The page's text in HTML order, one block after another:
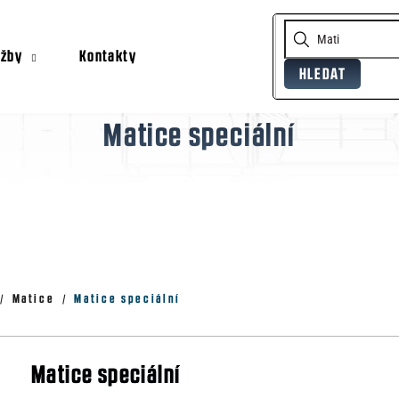
Kontakty
HLEDAT
Matice speciální
Matice Matice speciální
Matice speciální
Doporučujeme